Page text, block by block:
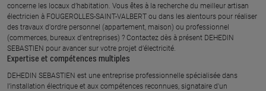
concerne les locaux d’habitation. Vous êtes à la recherche du meilleur artisan
électricien à FOUGEROLLES-SAINT-VALBERT ou dans les alentours pour réaliser
des travaux d'ordre personnel (appartement, maison) ou professionnel
(commerces, bureaux d'entreprises) ? Contactez dès à présent DEHEDIN
SEBASTIEN pour avancer sur votre projet d’électricité.
Expertise et compétences multiples​
​DEHEDIN SEBASTIEN est une entreprise professionnelle spécialisée dans
l’installation électrique et aux compétences reconnues, ​signataire d'un